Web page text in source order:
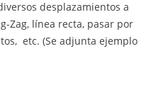
desplazamientos a
Zag, línea recta, pasar por
etc. (Se adjunta ejemplo